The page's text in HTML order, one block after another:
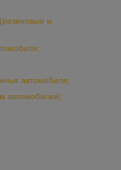
и
автомобиля;
автомобилей;